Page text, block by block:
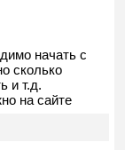
начать с
сколько
и т.д.
на сайте